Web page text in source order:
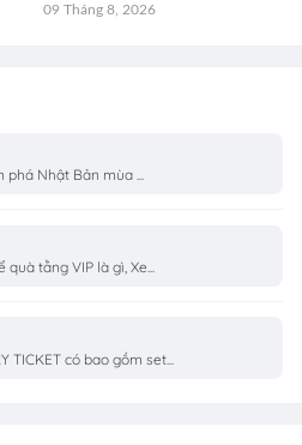
09 Tháng 8, 2026
Nhật Bản mùa ...
tằng VIP là gì, Xe...
có bao gồm set...